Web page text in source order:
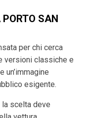
SAN
per chi cerca
versioni classiche e
un’immagine
esigente.
la scelta deve